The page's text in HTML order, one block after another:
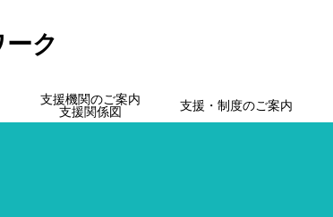
ク
支援機関のご案内
支援関係図 支援・制度のご案内